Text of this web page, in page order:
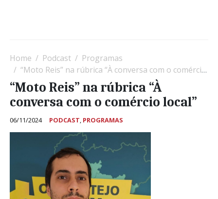
Home Podcast
Programas
“Moto Reis” na rúbrica “À conversa com o comércio local”
“Moto Reis” na rúbrica “À
conversa com o comércio local”
06/11/2024 PODCAST, PROGRAMAS